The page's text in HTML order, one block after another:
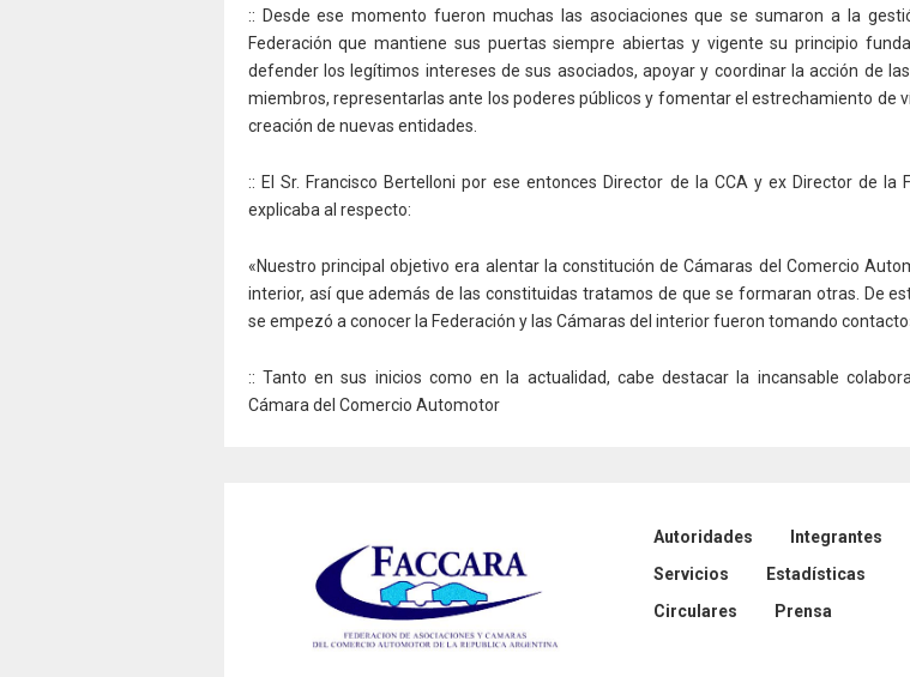
:: Desde ese momento fueron muchas las asociaciones que se sumaron a la
Federación que mantiene sus puertas siempre abiertas y vigente su principio
defender los legítimos intereses de sus asociados, apoyar y coordinar la acción de
miembros, representarlas ante los poderes públicos y fomentar el estrechamiento de
creación de nuevas entidades.
:: El Sr. Francisco Bertelloni por ese entonces Director de la CCA y ex Director de la
explicaba al respecto:
«Nuestro principal objetivo era alentar la constitución de Cámaras del Comercio
interior, así que además de las constituidas tratamos de que se formaran otras. De
se empezó a conocer la Federación y las Cámaras del interior fueron tomando
:: Tanto en sus inicios como en la actualidad, cabe destacar la incansable
Cámara del Comercio Automotor
Autoridades
Integrantes
Servicios
Estadísticas
Circulares
Prensa